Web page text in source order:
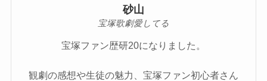
砂山
宝塚歌劇愛してる
宝塚ファン歴研20になりました。
観劇の感想や生徒の魅力、宝塚ファン初心者さん